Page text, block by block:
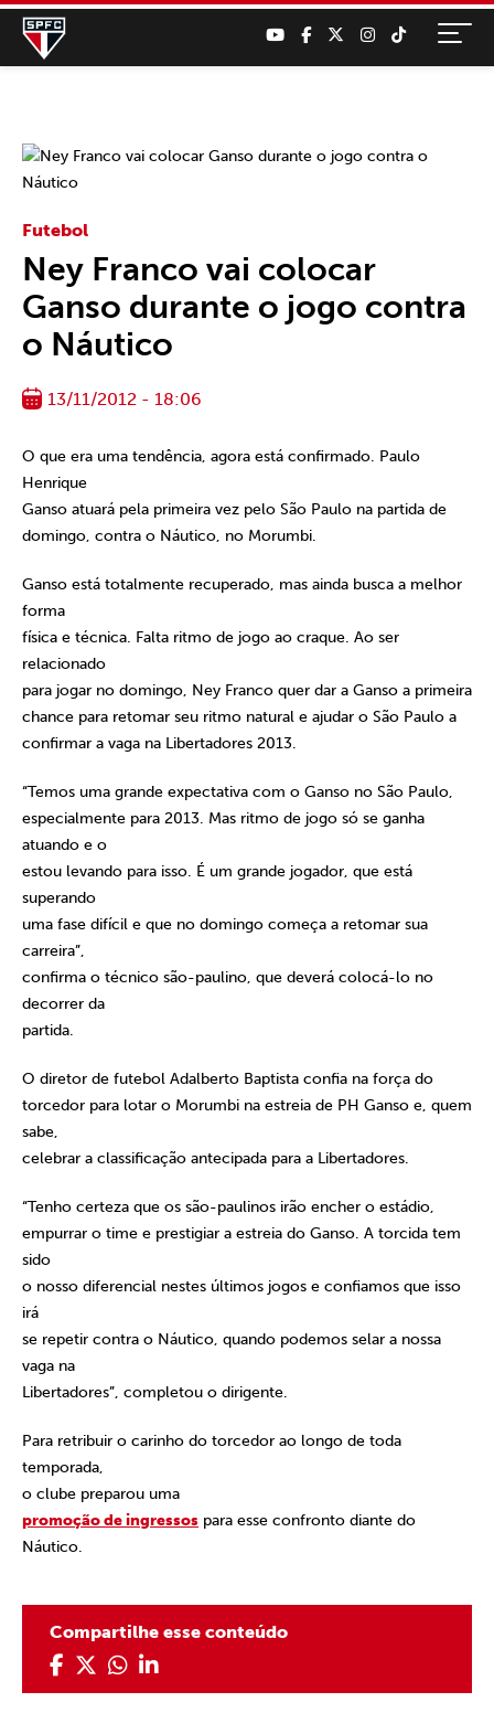
Futebol
Ney Franco vai colocar
Ganso durante o jogo contra
o Náutico
13/11/2012 - 18:06
O que era uma tendência, agora está confirmado. Paulo
Henrique
Ganso atuará pela primeira vez pelo São Paulo na partida de
domingo, contra o Náutico, no Morumbi.
Ganso está totalmente recuperado, mas ainda busca a melhor
forma
física e técnica. Falta ritmo de jogo ao craque. Ao ser
relacionado
para jogar no domingo, Ney Franco quer dar a Ganso a primeira
chance para retomar seu ritmo natural e ajudar o São Paulo a
confirmar a vaga na Libertadores 2013.
“Temos uma grande expectativa com o Ganso no São Paulo,
especialmente para 2013. Mas ritmo de jogo só se ganha
atuando e o
estou levando para isso. É um grande jogador, que está
superando
uma fase difícil e que no domingo começa a retomar sua
carreira”,
confirma o técnico são-paulino, que deverá colocá-lo no
decorrer da
partida.
O diretor de futebol Adalberto Baptista confia na força do
torcedor para lotar o Morumbi na estreia de PH Ganso e, quem
sabe,
celebrar a classificação antecipada para a Libertadores.
“Tenho certeza que os são-paulinos irão encher o estádio,
empurrar o time e prestigiar a estreia do Ganso. A torcida tem
sido
o nosso diferencial nestes últimos jogos e confiamos que isso
irá
se repetir contra o Náutico, quando podemos selar a nossa
vaga na
Libertadores”, completou o dirigente.
Para retribuir o carinho do torcedor ao longo de toda
temporada,
o clube preparou uma
promoção de ingressos para esse confronto diante do
Náutico.
Compartilhe esse conteúdo